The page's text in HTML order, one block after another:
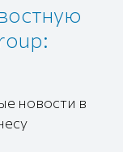
новости в